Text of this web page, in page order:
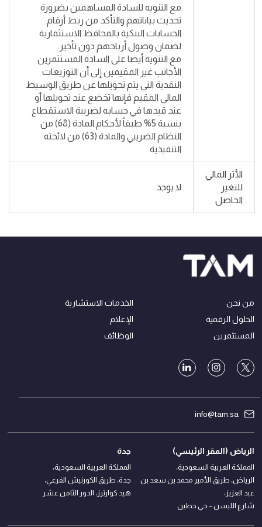
مع التنويه للسادة المساهمين بضرورة
تحديث بياناتهم والتأكد من ربط أرقام
الحسابات البنكية بالمحافظ الاستثمارية
لضمان وصول أرباحهم دون تأخير.
مع التنويه أيضا على السادة المستثمرين
الأجانب غير المقيمين إلى أن التوزيعات
النقدية التي يتم تحويلها عن طريق الوسيط
المالي المقيم فإنها تخضع عند تحويلها أو
عند قيدها في حسابه لضريبة الاستقطاع
بنسبة 5% طبقاً لأحكام المادة (68) من
النظام الضريبي والمادة (63) من لائحته
التنفيذية
الأثر المالي
للتغير
الحاصل
لا يوجد
من نحن
الخدمات الاستشارية
الحلول الرقمية
الإعلام
المستثمرين
الوظائف
info@tam.sa
الرياض (المقر الرئيسي)
المملكة العربية السعودية،
الرياض، طريق الأمير محمد بن سعد بن
عبد العزيز،
شارع الليسن – حي حطين
جدة
المملكة العربية السعودية،
جدة، طريق الكورنيش الفرعي،
هيد كوارترز، الدور الثامن عشر